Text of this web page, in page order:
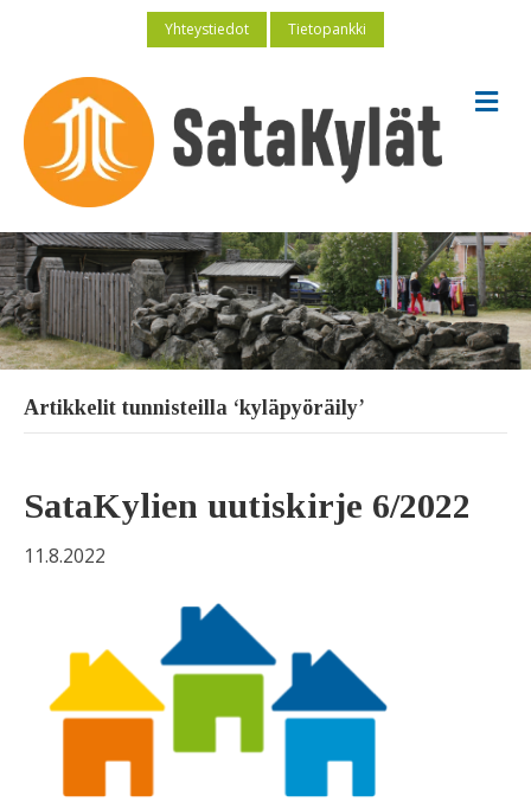
Yhteystiedot Tietopankki
V
a
o
Artikkelit tunnisteilla ‘kyläpyöräily’
SataKylien uutiskirje 6/2022
11.8.2022